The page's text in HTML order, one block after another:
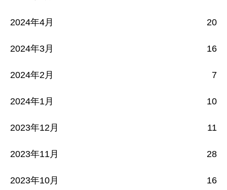
2024年4月 20
2024年3月 16
2024年2月 7
2024年1月 10
2023年12月 11
2023年11月 28
2023年10月 16